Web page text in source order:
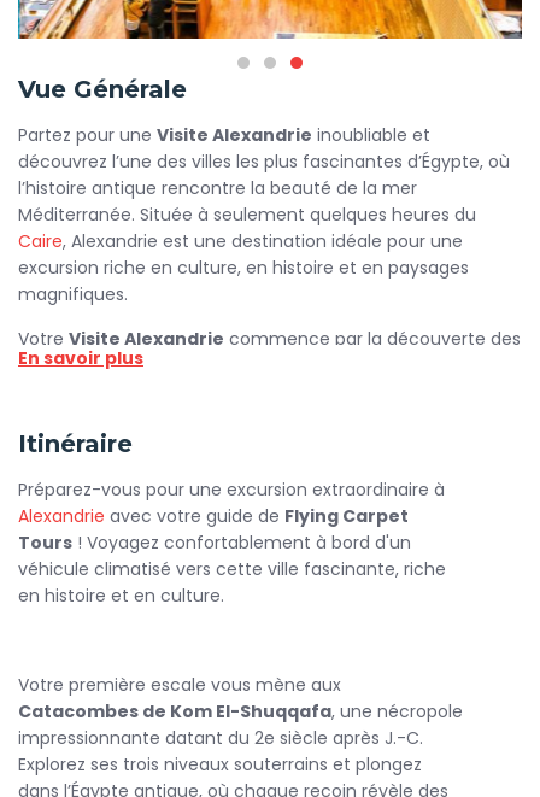
Vue Générale
Partez pour une Visite Alexandrie inoubliable et
découvrez l’une des villes les plus fascinantes d’Égypte, où
l’histoire antique rencontre la beauté de la mer
Méditerranée. Située à seulement quelques heures du
Caire, Alexandrie est une destination idéale pour une
excursion riche en culture, en histoire et en paysages
magnifiques.
Votre Visite Alexandrie commence par la découverte des
célèbres Catacombes de Kom El-Shuqqafa, un site
égyptiennes, grecques et romaines. En parcourant ses
plongerez dans un univers fascinant qui témoigne de la
diversité culturelle d’Alexandrie à l’époque antique.
La visite se poursuit vers la majestueuse citadelle de
Qaitbay, l’un des monuments les plus emblématiques de la
monde antique, cette forteresse offre une vue
spectaculaire sur la mer Méditerranée et rappelle
l’importance stratégique d’Alexandrie au fil des siècles.
VotreVisite Alexandrievous mènera également devant
En savoir plus
Itinéraire
Préparez-vous pour une excursion extraordinaire à
Alexandrie avec votre guide de Flying Carpet
Tours ! Voyagez confortablement à bord d'un
véhicule climatisé vers cette ville fascinante, riche
en histoire et en culture.
Votre première escale vous mène aux
Catacombes de Kom El-Shuqqafa, une nécropole
impressionnante datant du 2e siècle après J.-C.
Explorez ses trois niveaux souterrains et plongez
dans l’Égypte antique, où chaque recoin révèle des